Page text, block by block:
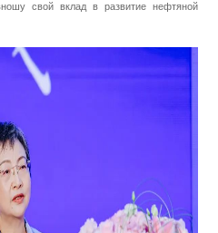
свой вклад в развитие нефтяной